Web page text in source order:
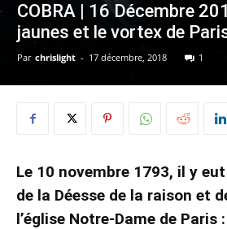
COBRA | 16 Décembre
jaunes et le vortex de
Par chrislight - 17 décembre, 2018 1
Le 10 novembre 1793, il y
de la Déesse de la raison et
l’église Notre-Dame de Paris :